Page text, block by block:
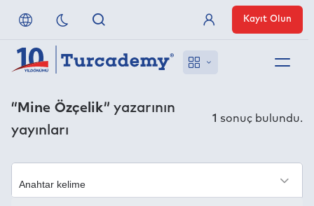
Referanslarımız
Uzaktan Erişim
Üye Girişi
Kayıt Olun
“Mine Özçelik” yazarının
yayınları
1 sonuç bulundu.